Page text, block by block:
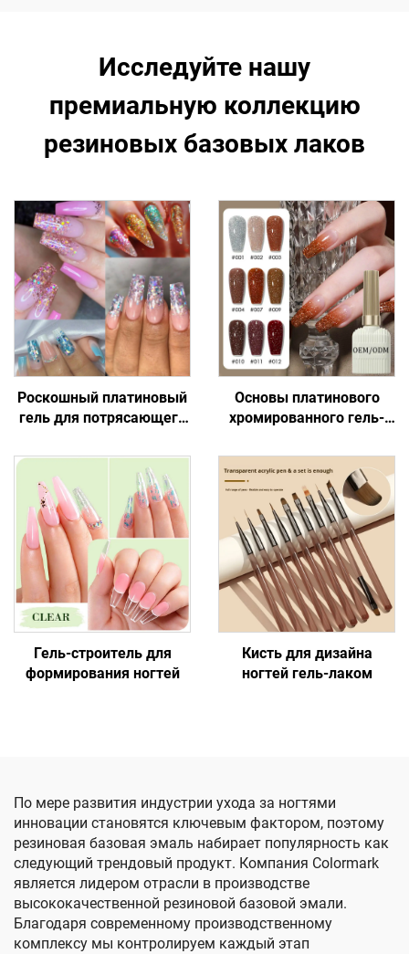
Исследуйте нашу
премиальную коллекцию
резиновых базовых лаков
Роскошный платиновый
гель для потрясающего
Основы платинового
хромированного гель-
Гель-строитель для
формирования ногтей
Кисть для дизайна
ногтей гель-лаком
По мере развития индустрии ухода за ногтями
инновации становятся ключевым фактором, поэтому
резиновая базовая эмаль набирает популярность как
следующий трендовый продукт. Компания Colormark
является лидером отрасли в производстве
высококачественной резиновой базовой эмали.
Благодаря современному производственному
комплексу мы контролируем каждый этап